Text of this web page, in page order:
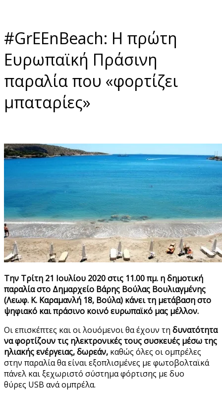
#GrEEnBeach: Η πρώτη
Ευρωπαϊκή Πράσινη
παραλία που «φορτίζει
μπαταρίες»
Την Τρίτη 21 Ιουλίου 2020 στις 11.00 πμ. η δημοτική
παραλία στο Δημαρχείο Βάρης Βούλας Βουλιαγμένης
(Λεωφ. Κ. Καραμανλή 18, Βούλα) κάνει τη μετάβασηστο
ψηφιακό και πράσινο κοινό ευρωπαϊκό μας μέλλον.
Οι επισκέπτες καιοιλουόμενοι θα έχουν τη δυνατότητα
να φορτίζουν τις ηλεκτρονικές τους συσκευές μέσω της
ηλιακής ενέργειας, δωρεάν, καθώς όλες οι ομπρέλες
στην παραλία θα είναι εξοπλισμένες με φωτοβολταϊκά
πάνελ και ξεχωριστό σύστημα φόρτισης με δυο
θύρες USB ανά ομπρέλα.